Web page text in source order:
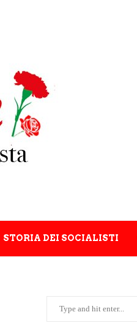
STORIA DEI SOCIALISTI